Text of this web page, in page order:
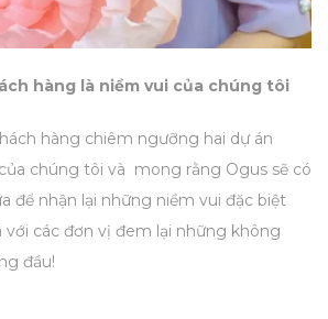
hàng là niềm vui của chúng tôi
hàng chiêm ngưỡng hai dự án
chúng tôi và mong rằng Ogus sẽ có
để nhận lại những niềm vui đặc biệt
với các đơn vị đem lại những không
đầu!